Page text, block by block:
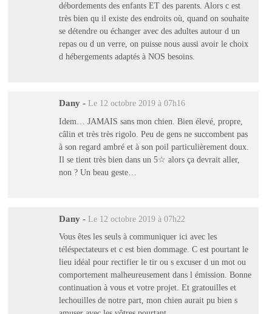
débordements des enfants ET des parents. Alors c est
très bien qu il existe des endroits où, quand on souhaite
se détendre ou échanger avec des adultes autour d un
repas ou d un verre, on puisse nous aussi avoir le choix
d hébergements adaptés à NOS besoins.
Dany - Le 12 octobre 2019 à 07h16
Idem… JAMAIS sans mon chien. Bien élevé, propre,
câlin et très très rigolo. Peu de gens ne succombent pas
à son regard ambré et à son poil particulièrement doux.
Il se tient très bien dans un 5☆ alors ça devrait aller,
non ? Un beau geste…
Dany - Le 12 octobre 2019 à 07h22
Vous êtes les seuls à communiquer ici avec les
téléspectateurs et c est bien dommage. C est pourtant le
lieu idéal pour rectifier le tir ou s excuser d un mot ou
comportement malheureusement dans l émission. Bonne
continuation à vous et votre projet. Et gratouilles et
lechouilles de notre part, mon chien aurait pu bien s